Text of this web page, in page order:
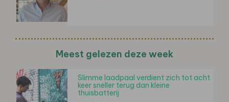
Meest gelezen deze week
Slimme laadpaal verdient zich tot acht
keer sneller terug dan kleine
thuisbatterij